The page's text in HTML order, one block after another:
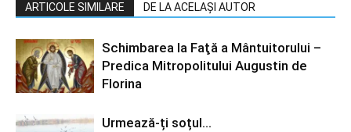
ARTICOLE SIMILARE DE LA ACELAȘI AUTOR
Schimbarea la Faţă a Mântuitorului –
Predica Mitropolitului Augustin de
Florina
Urmează-ți soțul…